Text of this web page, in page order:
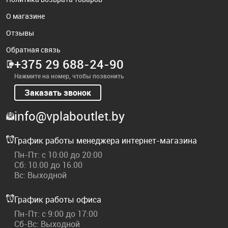
О магазине
Отзывы
Обратная связь
+375 29 688-24-90
Нажмите на номер, чтобы позвонить
Заказать звонок
info@vplaboutlet.by
График работы менеджера интернет-магазина
Пн-Пт: с 10:00 до 20:00
Сб: 10.00 до 16.00
Вс: Выходной
График работы офиса
Пн-Пт: с 9:00 до 17:00
Сб-Вс: Выходной